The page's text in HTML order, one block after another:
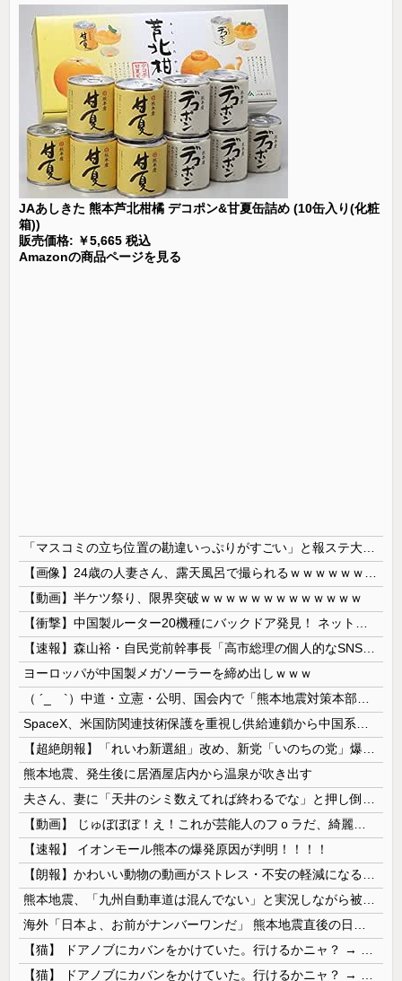
JAあしきた 熊本芦北柑橘 デコポン&甘夏缶詰め (10缶入り(化粧
箱))
販売価格: ￥5,665 税込
Amazonの商品ページを見る
【動画】半ケツ祭り、限界突破ｗｗｗｗｗｗｗｗｗｗｗｗｗ
ヨーロッパが中国製メガソーラーを締め出しｗｗｗ
熊本地震、発生後に居酒屋店内から温泉が吹き出す
【速報】 イオンモール熊本の爆発原因が判明！！！！